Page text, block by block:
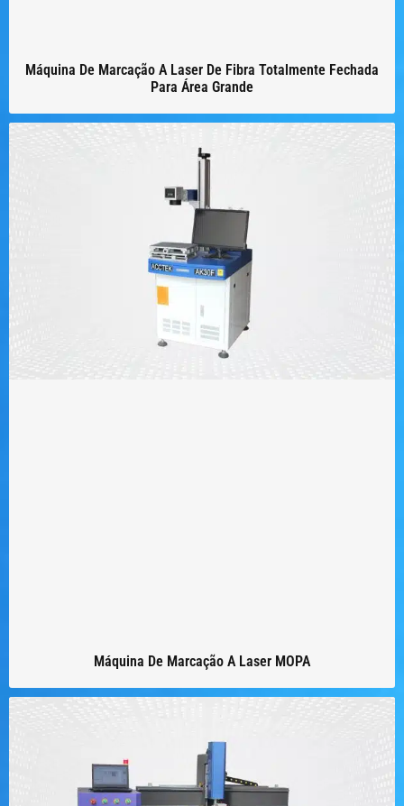
Máquina De Marcação A Laser De Fibra Totalmente Fechada
Para Área Grande
Máquina De Marcação A Laser MOPA